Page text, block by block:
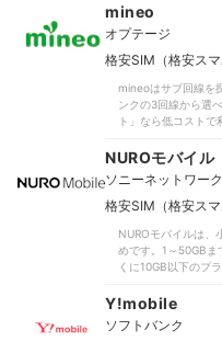
した全体平均速度を
使う格安SIMに比べ
イオンカードでの支
面、通信速度が安定
通信速度を前提に、
約をしたいなら
ください。＜おすす
レジットカードで支
進められるため、1
手な人は助かるで
ているMVNO。新宿
は、十分な数値を記
「昼休みや人が多い
わず、いずれの回線
は、ドコモ回線・
す。支払い方法がク
口座引き落としを選
は、料金を抑えつ
SNSや動画を楽しみ
いる人サブ回線用の
＞通信速度のムラが
10GBだと2,000円を
額料金は高め。月
め、月額1,628円か
ません。通信速度は
ころ、通常時間帯は
回線を借りている
が混雑する時間帯以
ートの充実度で選
帳の移行などを無料
設定も行っており、
に利用できる格安
スをJ:COMでまとめ
しょう。通信の快適
＞ケーブルテレビな
どサポートをしてほ
に期待できる格安
mineo
オプテージ
格安SIM（格安スマ
mineoはサブ回線を
ンクの3回線から選
ト」なら低コストで
を提供する格安SIM
候補に加えましょ
り換えが簡単。電話
「契約から開通まで
可能。なお、店舗数
さいね。契約プラン
が上がることはあ
す。無駄なコストを
す。また、時間帯
測の結果、混雑しが
NUROモバイル
ソニーネットワー
格安SIM（格安スマ
NUROモバイルは、
めです。1～50GBま
くに10GB以下のプ
1,485円と、比較し
LINE・X・
Y!mobile
ソフトバンク